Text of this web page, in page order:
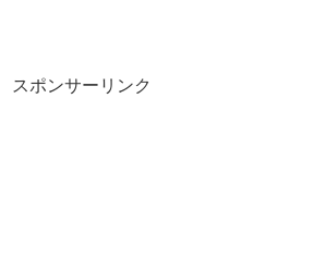
スポンサーリンク